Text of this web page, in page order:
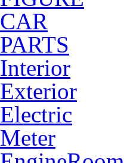
CAR
PARTS
Interior
Exterior
Electric
Meter